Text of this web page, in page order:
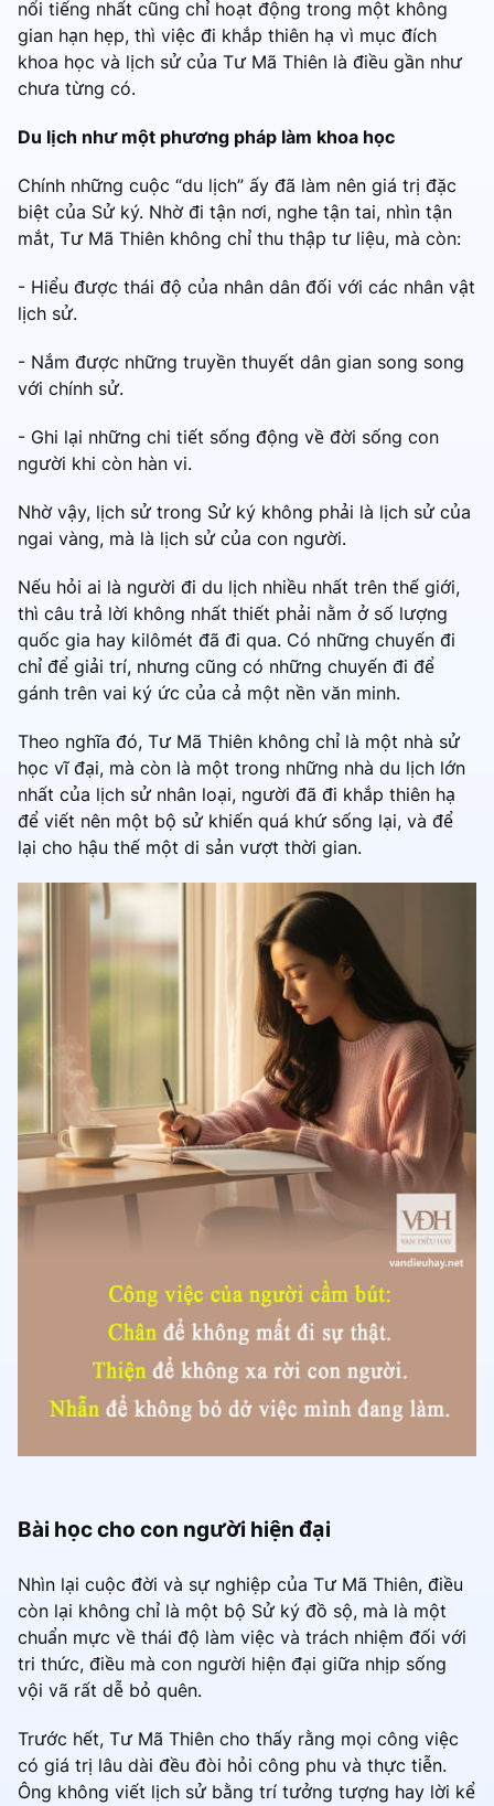
nổi tiếng nhất cũng chỉ hoạt động trong một không
gian hạn hẹp, thì việc đi khắp thiên hạ vì mục đích
khoa học và lịch sử của Tư Mã Thiên là điều gần như
chưa từng có.
Du lịch như một phương pháp làm khoa học
Chính những cuộc “du lịch” ấy đã làm nên giá trị đặc
biệt của Sử ký. Nhờ đi tận nơi, nghe tận tai, nhìn tận
mắt, Tư Mã Thiên không chỉ thu thập tư liệu, mà còn:
- Hiểu được thái độ của nhân dân đối với các nhân vật
lịch sử.
- Nắm được những truyền thuyết dân gian song song
với chính sử.
- Ghi lại những chi tiết sống động về đời sống con
người khi còn hàn vi.
Nhờ vậy, lịch sử trong Sử ký không phải là lịch sử của
ngai vàng, mà là lịch sử của con người.
Nếu hỏi ai là người đi du lịch nhiều nhất trên thế giới,
thì câu trả lời không nhất thiết phải nằm ở số lượng
quốc gia hay kilômét đã đi qua. Có những chuyến đi
chỉ để giải trí, nhưng cũng có những chuyến đi để
gánh trên vai ký ức của cả một nền văn minh.
Theo nghĩa đó, Tư Mã Thiên không chỉ là một nhà sử
học vĩ đại, mà còn là một trong những nhà du lịch lớn
nhất của lịch sử nhân loại, người đã đi khắp thiên hạ
để viết nên một bộ sử khiến quá khứ sống lại, và để
lại cho hậu thế một di sản vượt thời gian.
Bài học cho con người hiện đại
Nhìn lại cuộc đời và sự nghiệp của Tư Mã Thiên, điều
còn lại không chỉ là một bộ Sử ký đồ sộ, mà là một
chuẩn mực về thái độ làm việc và trách nhiệm đối với
tri thức, điều mà con người hiện đại giữa nhịp sống
vội vã rất dễ bỏ quên.
Trước hết, Tư Mã Thiên cho thấy rằng mọi công việc
có giá trị lâu dài đều đòi hỏi công phu và thực tiễn.
Ông không viết lịch sử bằng trí tưởng tượng hay lời kể